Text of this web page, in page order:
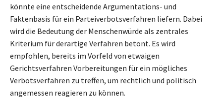
könnte eine entscheidende Argumentations- und
Faktenbasis für ein Parteiverbotsverfahren liefern. Dabei
wird die Bedeutung der Menschenwürde als zentrales
Kriterium für derartige Verfahren betont. Es wird
empfohlen, bereits im Vorfeld von etwaigen
Gerichtsverfahren Vorbereitungen für ein mögliches
Verbotsverfahren zu treffen, um rechtlich und politisch
angemessen reagieren zu können.